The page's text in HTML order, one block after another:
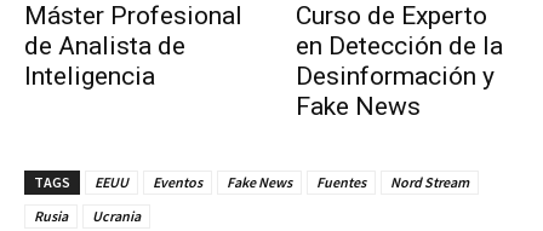
Máster Profesional
de Analista de
Inteligencia
Curso de Experto
en Detección de la
Desinformación y
Fake News
TAGS EEUU Eventos Fake News Fuentes
Nord Stream
Rusia
Ucrania